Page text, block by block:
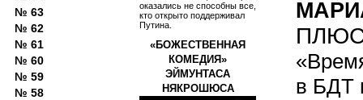
оказались не способны все,
кто открыто поддерживал
Путина.
«БОЖЕСТВЕННАЯ
КОМЕДИЯ»
ЭЙМУНТАСА
НЯКРОШЮСА
в БДТ
№ 63
№ 62
№ 61
№ 60
№ 59
№ 58